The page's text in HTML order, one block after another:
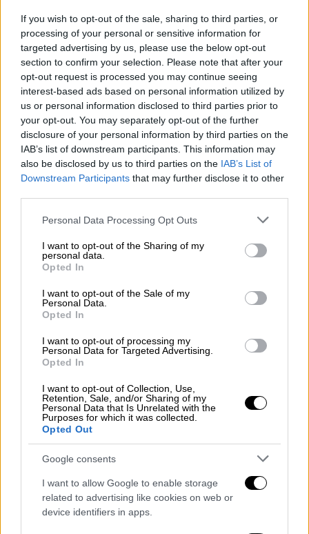
If you wish to opt-out of the sale, sharing to third parties, or
processing of your personal or sensitive information for
targeted advertising by us, please use the below opt-out
section to confirm your selection. Please note that after your
opt-out request is processed you may continue seeing
interest-based ads based on personal information utilized by
us or personal information disclosed to third parties prior to
your opt-out. You may separately opt-out of the further
disclosure of your personal information by third parties on the
IAB’s list of downstream participants. This information may
also be disclosed by us to third parties on the IAB’s List of
Downstream Participants that may further disclose it to other
Please note that this website/app uses one or more Google
not limited to your visit or usage behaviour. You may click to
grant or deny consent to Google and its third-party tags to
use your data for below specified purposes in below Google
consent section.
Personal Data Processing Opt Outs
I want to opt-out of the Sharing of my
personal data.
Opted In
I want to opt-out of the Sale of my
Personal Data.
Opted In
I want to opt-out of processing my
Personal Data for Targeted Advertising.
Opted In
I want to opt-out of Collection, Use,
Retention, Sale, and/or Sharing of my
Personal Data that Is Unrelated with the
Purposes for which it was collected.
Opted Out
Google consents
I want to allow Google to enable storage
related to advertising like cookies on web or
device identifiers in apps.
Food & Drink24.02.2022 07:28
Τσικνοπέμπτη στην Αθήνα και τα πέριξ:
το τσικνίσετε
Απ' τις φροντισμένες νέο-ψησταριές και τις
σύγχρονες «κρεατερί» ως τις αυθεντικές
χασαποταβέρνες, η πόλη προσφέρει
απλόχερα στους κρεατόφιλους επιλογές για
κάθε στυλ, διάθεση και όρεξη! Καλή παρέα
να υπάρχει, μια κράτηση να γίνει εγκαίρως
και ...Καλή Τσικνοπέμπτη!